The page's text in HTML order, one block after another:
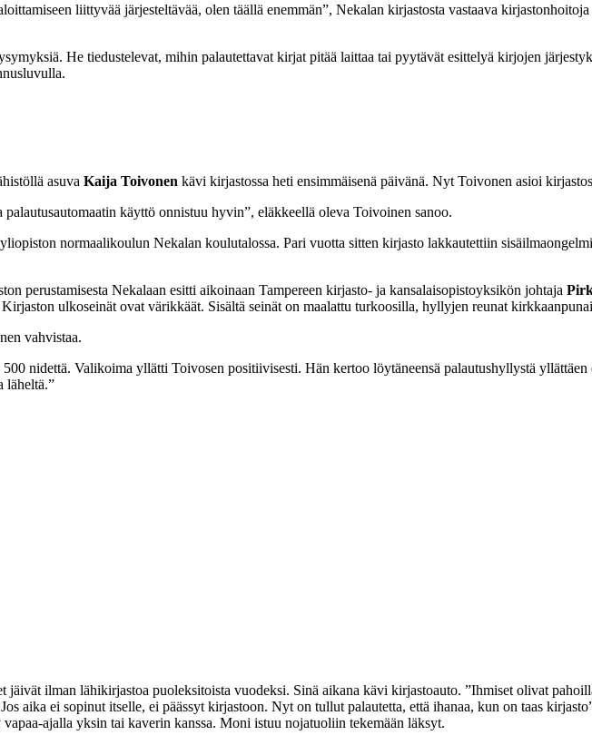
liittyvää järjesteltävää, olen täällä enemmän”, Nekalan kirjastosta vastaava kirjastonhoitoja
He tiedustelevat, mihin palautettavat kirjat pitää laittaa tai pyytävät esittelyä kirjojen
asuva Kaija Toivonen kävi kirjastossa heti ensimmäisenä päivänä. Nyt Toivonen asioi
käyttö onnistuu hyvin”, eläkkeellä oleva Toivoinen sanoo.
normaalikoulun Nekalan koulutalossa. Pari vuotta sitten kirjasto lakkautettiin
perustamisesta Nekalaan esitti aikoinaan Tampereen kirjasto- ja kansalaisopistoyksikön johtaja
ulkoseinät ovat värikkäät. Sisältä seinät on maalattu turkoosilla, hyllyjen reunat
vahvistaa.
nidettä. Valikoima yllätti Toivosen positiivisesti. Hän kertoo löytäneensä palautushyllystä
läheltä.”
jäivät ilman lähikirjastoa puoleksitoista vuodeksi. Sinä aikana kävi kirjastoauto. ”Ihmiset olivat
aika ei sopinut itselle, ei päässyt kirjastoon. Nyt on tullut palautetta, että ihanaa, kun on taas
ajalla yksin tai kaverin kanssa. Moni istuu nojatuoliin tekemään läksyt.